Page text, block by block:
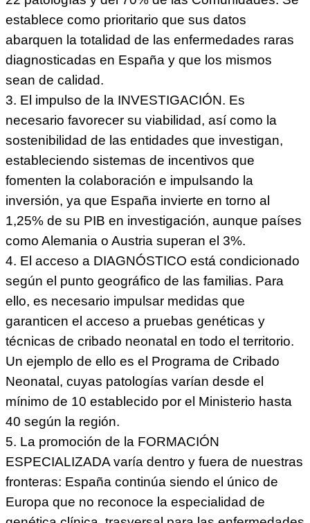
establece como prioritario que sus datos
abarquen la totalidad de las enfermedades raras
diagnosticadas en España y que los mismos
sean de calidad.
3. El impulso de la INVESTIGACIÓN. Es
necesario favorecer su viabilidad, así como la
sostenibilidad de las entidades que investigan,
estableciendo sistemas de incentivos que
fomenten la colaboración e impulsando la
inversión, ya que España invierte en torno al
1,25% de su PIB en investigación, aunque países
como Alemania o Austria superan el 3%.
4. El acceso a DIAGNÓSTICO está condicionado
según el punto geográfico de las familias. Para
ello, es necesario impulsar medidas que
garanticen el acceso a pruebas genéticas y
técnicas de cribado neonatal en todo el territorio.
Un ejemplo de ello es el Programa de Cribado
Neonatal, cuyas patologías varían desde el
mínimo de 10 establecido por el Ministerio hasta
40 según la región.
5. La promoción de la FORMACIÓN
ESPECIALIZADA varía dentro y fuera de nuestras
fronteras: España continúa siendo el único de
Europa que no reconoce la especialidad de